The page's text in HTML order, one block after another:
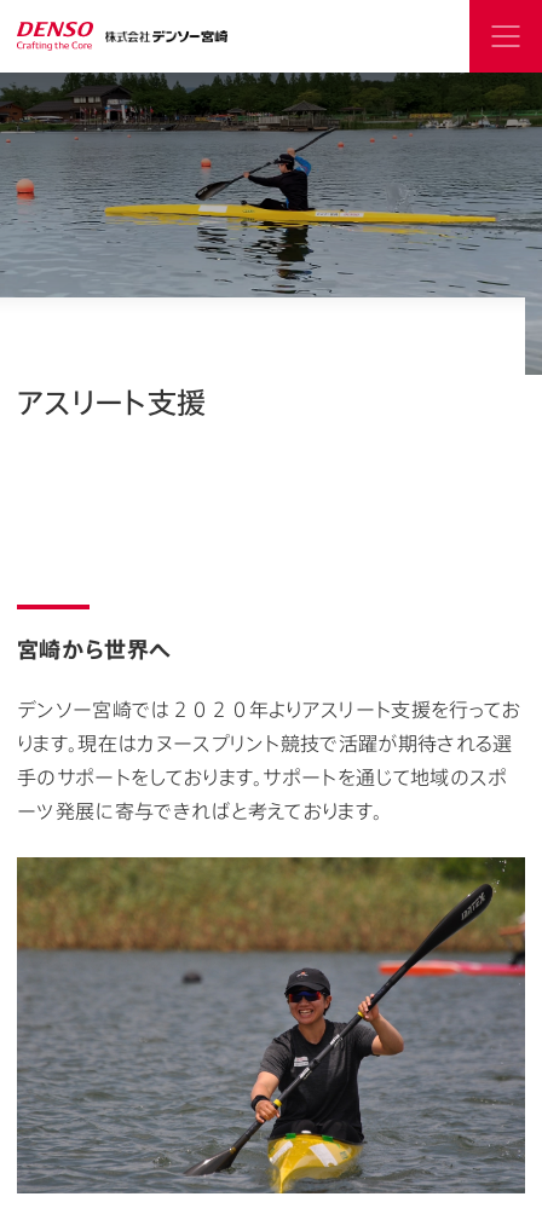
アスリート支援
宮崎から世界へ
デンソー宮崎では２０２０年よりアスリート支援を行ってお
ります。現在はカヌースプリント競技で活躍が期待される選
手のサポートをしております。サポートを通じて地域のスポ
ーツ発展に寄与できればと考えております。